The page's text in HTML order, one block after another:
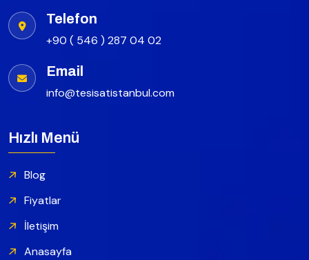
Telefon
+90 ( 546 ) 287 04 02
Email
info@tesisatistanbul.com
Hızlı Menü
Blog
Fiyatlar
İletişim
Anasayfa